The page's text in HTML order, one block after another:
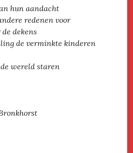
hun aandacht
redenen voor
dekens
de verminkte kinderen
wereld staren